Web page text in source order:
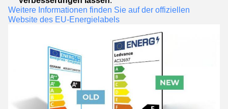
Weitere Informationen finden Sie auf der offiziellen
Website des EU-Energielabels